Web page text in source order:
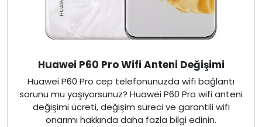
Huawei P60 Pro Wifi Anteni Değişimi
Huawei P60 Pro cep telefonunuzda wifi bağlantı
sorunu mu yaşıyorsunuz? Huawei P60 Pro wifi anteni
değişimi ücreti, değişim süreci ve garantili wifi
onarımı hakkında daha fazla bilgi edinin.